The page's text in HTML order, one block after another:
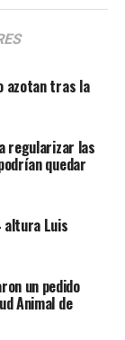
azotan tras la
regularizar las
quedar
Luis
un pedido
Animal de